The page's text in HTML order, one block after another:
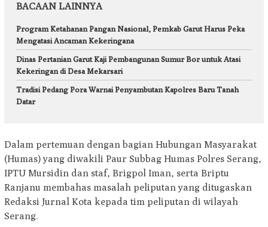
BACAAN LAINNYA
Program Ketahanan Pangan Nasional, Pemkab Garut Harus Peka
Mengatasi Ancaman Kekeringana
Dinas Pertanian Garut Kaji Pembangunan Sumur Bor untuk Atasi
Kekeringan di Desa Mekarsari
Tradisi Pedang Pora Warnai Penyambutan Kapolres Baru Tanah
Datar
Dalam pertemuan dengan bagian Hubungan Masyarakat
(Humas) yang diwakili Paur Subbag Humas Polres Serang,
IPTU Mursidin dan staf, Brigpol Iman, serta Briptu
Ranjanu membahas masalah peliputan yang ditugaskan
Redaksi Jurnal Kota kepada tim peliputan di wilayah
Serang.